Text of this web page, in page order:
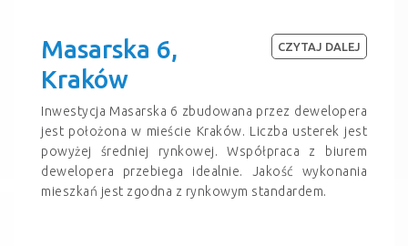
Masarska 6,
Kraków
Inwestycja Masarska 6 zbudowana przez dewelopera
jest położona w mieście Kraków. Liczba usterek jest
powyżej średniej rynkowej. Współpraca z biurem
dewelopera przebiega idealnie. Jakość wykonania
mieszkań jest zgodna z rynkowym standardem.
CZYTAJ DALEJ